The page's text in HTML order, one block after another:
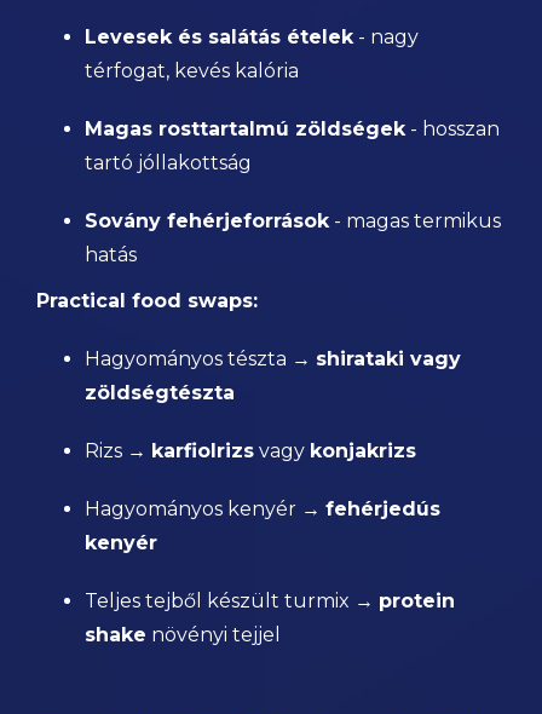
Levesek és salátás ételek- nagy
térfogat, kevés kalória
Magas rosttartalmú zöldségek- hosszan
tartó jóllakottság
Sovány fehérjeforrások- magas termikus
hatás
Practical food swaps:
Hagyományos tészta → shirataki vagy
zöldségtészta
Rizs → karfiolrizs vagy konjakrizs
Hagyományos kenyér → fehérjedús
kenyér
Teljes tejből készült turmix → protein
shake növényi tejjel